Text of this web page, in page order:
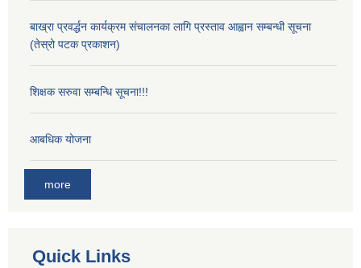
बाख्रा प्रवर्द्धन कार्यक्रम संचालनका लागि प्रस्ताव आह्वान सम्बन्धी सूचना
(तेस्रो पटक प्रकाशन)
शिक्षक सरुवा सम्बन्धि सूचना!!!
आबधिक योजना
more
Quick Links